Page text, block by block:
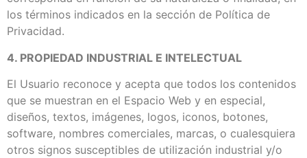
los términos indicados en la sección de Política de
Privacidad.
4. PROPIEDAD INDUSTRIAL E INTELECTUAL
El Usuario reconoce y acepta que todos los contenidos
que se muestran en el Espacio Web y en especial,
diseños, textos, imágenes, logos, iconos, botones,
software, nombres comerciales, marcas, o cualesquiera
otros signos susceptibles de utilización industrial y/o